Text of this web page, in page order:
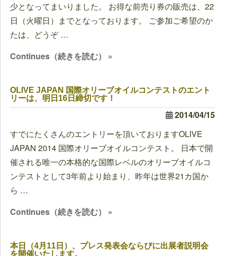
少となってまいりました。 お得な前売り券の販売は、22
日（火曜日）までとなっております。 ご参加ご希望のか
たは、どうぞ …
Continues（続きを読む） »
OLIVE JAPAN 国際オリーブオイルコンテストのエント
リーは、明日16日締切です！
2014/04/15
すでにたくさんのエントリーを頂いておりますOLIVE
JAPAN 2014 国際オリーブオイルコンテスト。 日本で開
催される唯一の本格的な国際レベルのオリーブオイルコ
ンテストとして3年前より始まり、昨年は世界21カ国か
ら …
Continues（続きを読む） »
本日（4月11日）、プレス発表会ならびに出展者説明会
を開催いたします。